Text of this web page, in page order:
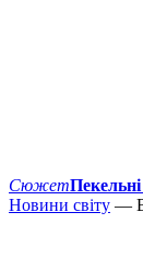
Сюжет
Новини світу —